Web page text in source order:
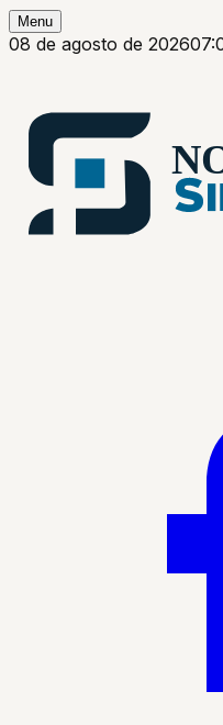
Menu
08 de agosto de 2026